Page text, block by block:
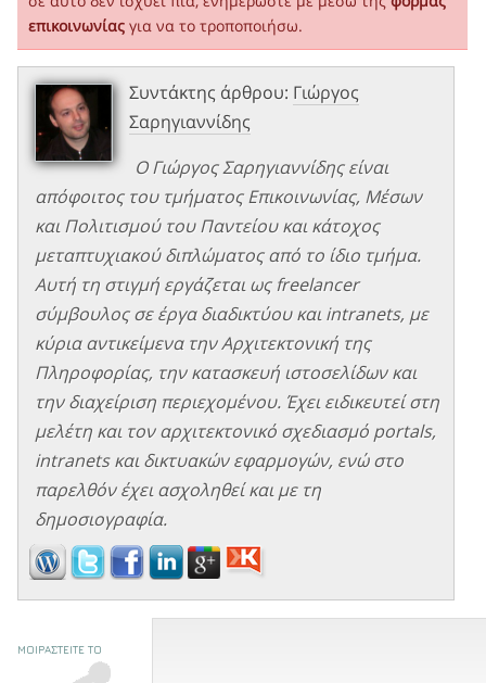
επικοινωνίας για να το τροποποιήσω.
Συντάκτης άρθρου: Γιώργος
Σαρηγιαννίδης
Ο Γιώργος Σαρηγιαννίδης είναι
απόφοιτος του τμήματος Επικοινωνίας, Μέσων
και Πολιτισμού του Παντείου και κάτοχος
μεταπτυχιακού διπλώματος από το ίδιο τμήμα.
Αυτή τη στιγμή εργάζεται ως freelancer
σύμβουλος σε έργα διαδικτύου και intranets, με
κύρια αντικείμενα την Αρχιτεκτονική της
Πληροφορίας, την κατασκευή ιστοσελίδων και
την διαχείριση περιεχομένου. Έχει ειδικευτεί στη
μελέτη και τον αρχιτεκτονικό σχεδιασμό portals,
intranets και δικτυακών εφαρμογών, ενώ στο
παρελθόν έχει ασχοληθεί και με τη
δημοσιογραφία.
ΜΟΙΡΑΣΤΕΙΤΕ ΤΟ